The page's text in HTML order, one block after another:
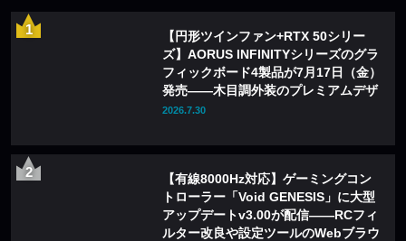
【円形ツインファン+RTX 50シリー
ズ】AORUS INFINITYシリーズのグラ
フィックボード4製品が7月17日（金）
発売——木目調外装のプレミアムデザ
インを採用
2026.7.30
【有線8000Hz対応】ゲーミングコン
トローラー「Void GENESIS」に大型
アップデートv3.00が配信——RCフィ
ルター改良や設定ツールのWebブラウ